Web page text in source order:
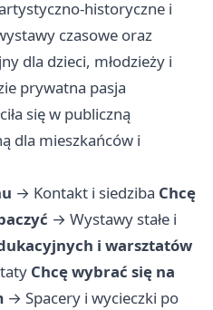
historyczne i
czasowe oraz
dla dzieci, młodzieży i
prywatna pasja
się w publiczną
dla mieszkańców i
→ Kontakt i siedziba Chcę
→ Wystawy stałe i
i warsztatów
Chcę wybrać się na
→ Spacery i wycieczki po